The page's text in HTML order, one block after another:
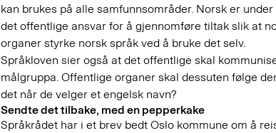
kan brukes på alle samfunnsområder. Norsk er
det offentlige ansvar for å gjennomføre tiltak slik at
organer styrke norsk språk ved å bruke det selv.
Språkloven sier også at det offentlige skal
målgruppa. Offentlige organer skal dessuten følge
det når de velger et engelsk navn?
Sendte det tilbake, med en pepperkake
Språkrådet har i et brev bedt Oslo kommune om å